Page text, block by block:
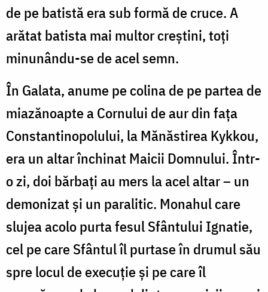
de pe batistă era sub formă de cruce. A
arătat batista mai multor creştini, toţi
minunându-se de acel semn.
În Galata, anume pe colina de pe partea de
miazănoapte a Cornului de aur din faţa
Constantinopolului, la Mănăstirea Kykkou,
era un altar închinat Maicii Domnului. Într-
o zi, doi bărbaţi au mers la acel altar – un
demonizat şi un paralitic. Monahul care
slujea acolo purta fesul Sfântului Ignatie,
cel pe care Sfântul îl purtase în drumul său
spre locul de execuţie şi pe care îl